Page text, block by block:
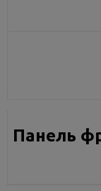
Панель